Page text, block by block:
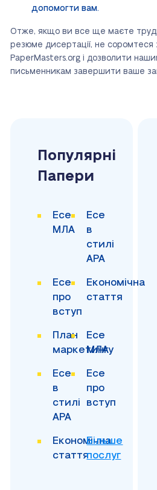
допомогти вам.
Отже, якщо ви все ще маєте
резюме дисертації, не соромтеся
PaperMasters.org і дозволити
письменникам завершити ваше
Популярні
Папери
Есе
МЛА
Есе
в
стилі
APA
Есе
про
вступ
Економічна
стаття
План
маркетингу
Есе
МЛА
Есе
в
стилі
APA
Есе
про
вступ
Економічна
стаття
Більше
послуг